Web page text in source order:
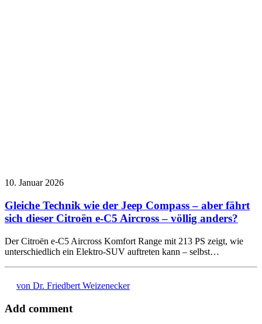
10. Januar 2026
Gleiche Technik wie der Jeep Compass – aber fährt
sich dieser Citroën e-C5 Aircross – völlig anders?
Der Citroën e-C5 Aircross Komfort Range mit 213 PS zeigt, wie
unterschiedlich ein Elektro-SUV auftreten kann – selbst…
von Dr. Friedbert Weizenecker
Add comment